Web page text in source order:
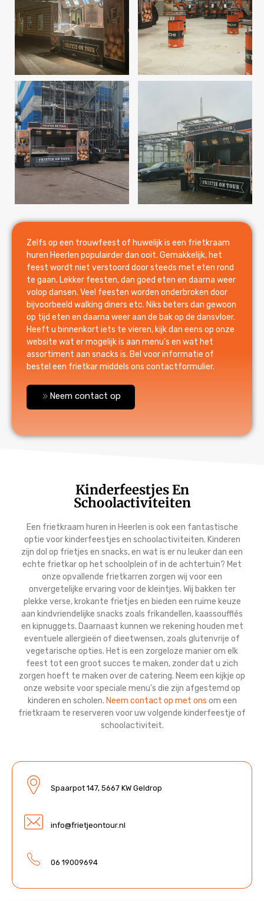
Zelfs op een trouwfeest of huwelijk is een frietkraam
huren Heerlen populairder dan ooit. Gemakkelijk, het
feest wordt niet verstoord door steeds met eten rond
te gaan. Lekker feesten, dan goed eten en daarna weer
volop dansen. Veel feesten worden onderbroken door
bijvoorbeeld walking diners etc. Niks beters dan gewoon
op tijd eten en daarna weer aan de bak op de dansvloer.
Heeft u binnenkort iets te vieren, kijk dan eens op onze
website wat er mogelijk is aan menu’s en wat het
assortiment aan snacks is. Bel voor informatie of
bestel een frietkar middels ons contactformulier.
Neem contact op
Kinderfeestjes En
Schoolactiviteiten
Een frietkraam huren in Heerlen is ook een fantastische
optie voor kinderfeestjes en schoolactiviteiten. Kinderen
zijn dol op frietjes en snacks, en wat is er nu leuker dan een
echte frietkar op het schoolplein of in de achtertuin? Met
onze opvallende frietkarren zorgen wij voor een
onvergetelijke ervaring voor de kleintjes. Wij bakken ter
plekke verse, krokante frietjes en bieden een ruime keuze
aan kindvriendelijke snacks zoals frikandellen, kaassoufflés
en kipnuggets. Daarnaast kunnen we rekening houden met
eventuele allergieën of dieetwensen, zoals glutenvrije of
vegetarische opties. Het is een zorgeloze manier om elk
feest tot een groot succes te maken, zonder dat u zich
zorgen hoeft te maken over de catering. Neem een kijkje op
onze website voor speciale menu’s die zijn afgestemd op
kinderen en scholen. Neem contact op met ons om een
frietkraam te reserveren voor uw volgende kinderfeestje of
schoolactiviteit.
Spaarpot 147, 5667 KW Geldrop
info@frietjeontour.nl
06 19009694